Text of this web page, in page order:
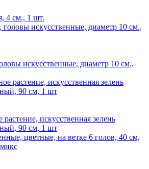
4 см., 1 шт.
искусственные, диаметр 10 см.,
искусственная зелень
90 см, 1 шт